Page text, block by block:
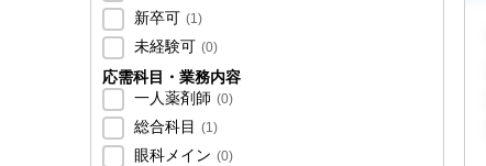
新卒可 (1)
未経験可 (0)
応需科目・業務内容
一人薬剤師 (0)
総合科目 (1)
眼科メイン (0)